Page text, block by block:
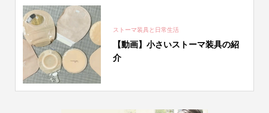
ストーマ装具と日常生活
【動画】小さいストーマ装具の紹
介